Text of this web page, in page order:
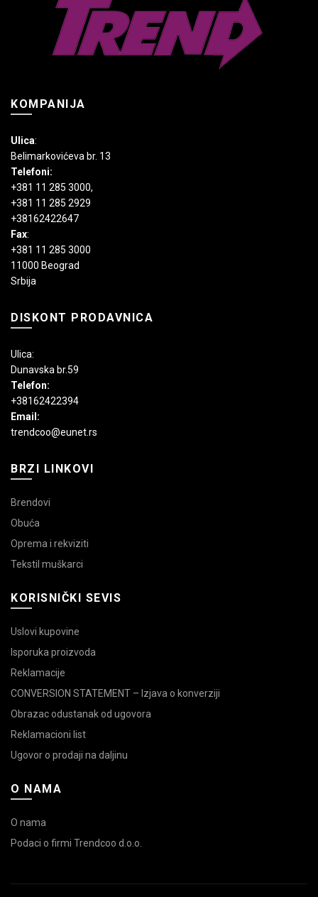
na
stranici
proizvoda.
KOMPANIJA
Ulica:
Belimarkovićeva br. 13
Telefoni:
+381 11 285 3000,
+381 11 285 2929
+38162422647
Fax:
+381 11 285 3000
11000 Beograd
Srbija
DISKONT PRODAVNICA
Ulica:
Dunavska br.59
Telefon:
+38162422394
Email:
trendcoo@eunet.rs
BRZI LINKOVI
Brendovi
Obuća
Oprema i rekviziti
Tekstil muškarci
KORISNIČKI SEVIS
Uslovi kupovine
Isporuka proizvoda
Reklamacije
CONVERSION STATEMENT – Izjava o konverziji
Obrazac odustanak od ugovora
Reklamacioni list
Ugovor o prodaji na daljinu
O NAMA
O nama
Podaci o firmi Trendcoo d.o.o.